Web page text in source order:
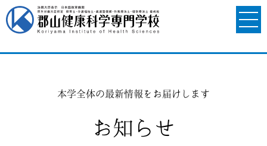
本学全体の最新情報をお届けします
お知らせ